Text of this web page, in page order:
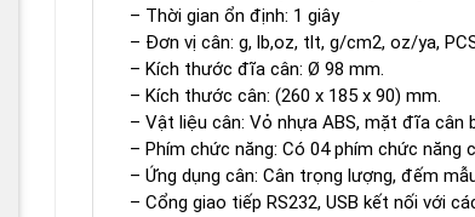
– Thời gian ổn định: 1 giây
– Đơn vị cân: g, lb,oz, tlt, g/cm2, oz/ya,
– Kích thước đĩa cân: Ø 98 mm.
– Kích thước cân: (260 x 185 x 90) mm.
– Vật liệu cân: Vỏ nhựa ABS, mặt đĩa cân
– Phím chức năng: Có 04 phím chức năng
– Ứng dụng cân: Cân trọng lượng, đếm
– Cổng giao tiếp RS232, USB kết nối với